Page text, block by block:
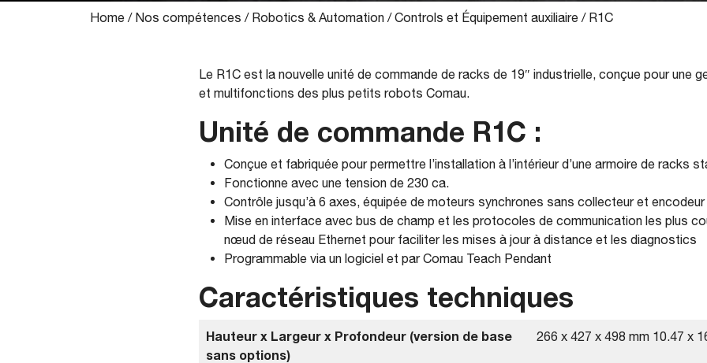
Home / Nos compétences / Robotics & Automation /Controls et Équipement auxiliaire / R1C
Le R1C est la nouvelle unité de commande de racks de 19″ industrielle, conçue pour une
et multifonctions des plus petits robots Comau.
Unité de commande R1C :
Conçue et fabriquée pour permettre l’installation à l’intérieur d’une armoire de racks
Fonctionne avec une tension de 230 ca.
Contrôle jusqu’à 6 axes, équipée de moteurs synchrones sans collecteur et
Mise en interface avec bus de champ et les protocoles de communication les plus
nœud de réseau Ethernet pour faciliter les mises à jour à distance et les diagnostics
Programmable via un logiciel et par Comau Teach Pendant
Caractéristiques techniques
Hauteur x Largeur x Profondeur (version de base
sans options)
266 x 427 x 498 mm 10.47 x